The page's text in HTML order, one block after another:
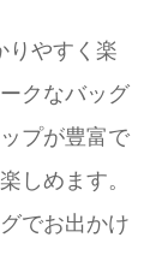
りやすく楽
クなバッグ
プが豊富で
しめます。
でお出かけ